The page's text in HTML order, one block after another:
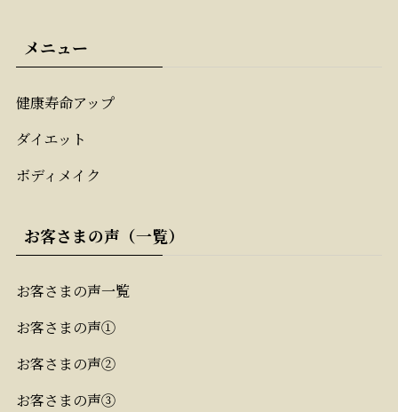
メニュー
健康寿命アップ
ダイエット
ボディメイク
お客さまの声（一覧）
お客さまの声一覧
お客さまの声①
お客さまの声②
お客さまの声③